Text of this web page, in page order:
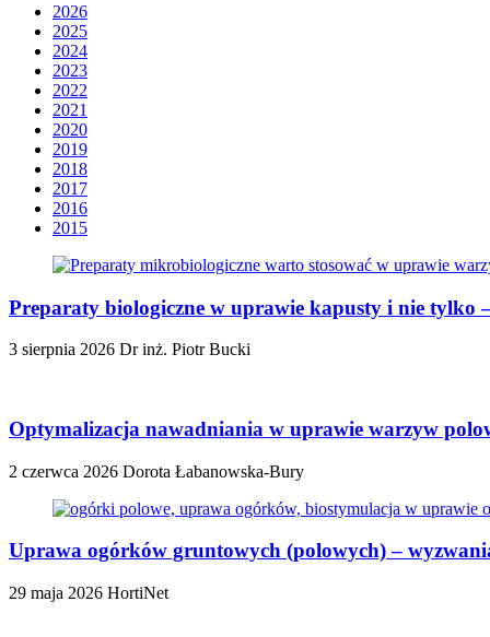
2026
2025
2024
2023
2022
2021
2020
2019
2018
2017
2016
2015
Preparaty biologiczne w uprawie kapusty i nie tylko
3 sierpnia 2026 Dr inż. Piotr Bucki
Optymalizacja nawadniania w uprawie warzyw
2 czerwca 2026 Dorota Łabanowska-Bury
Uprawa ogórków gruntowych (polowych) –
29 maja 2026 HortiNet